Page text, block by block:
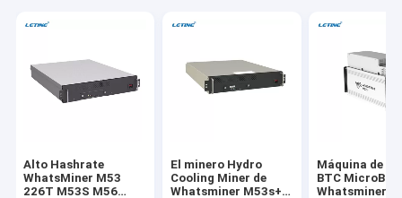
Alto Hashrate
WhatsMiner M53
226T M53S M56
El minero Hydro
Cooling Miner de
Whatsminer M53s++
Máquina de
BTC MicroBT
Whatsminer